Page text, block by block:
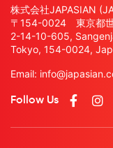
株式会社JAPASIAN
〒154-0024 東京都
2-14-10-605,
Tokyo, 154-0024,
Email:
Follow Us